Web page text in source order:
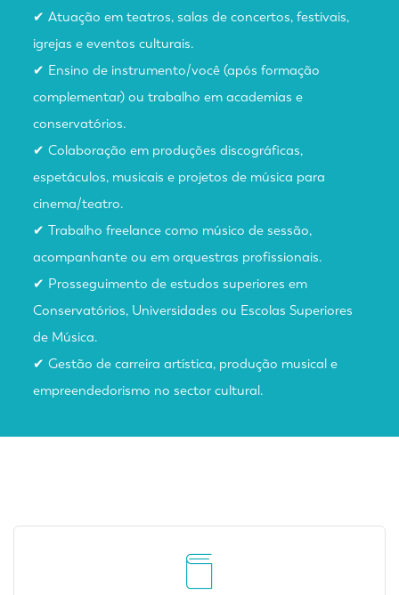
✔ Atuação em teatros, salas de concertos, festivais,
igrejas e eventos culturais.
✔ Ensino de instrumento/você (após formação
complementar) ou trabalho em academias e
conservatórios.
✔ Colaboração em produções discográficas,
espetáculos, musicais e projetos de música para
cinema/teatro.
✔ Trabalho freelance como músico de sessão,
acompanhante ou em orquestras profissionais.
✔ Prosseguimento de estudos superiores em
Conservatórios, Universidades ou Escolas Superiores
de Música.
✔ Gestão de carreira artística, produção musical e
empreendedorismo no sector cultural.